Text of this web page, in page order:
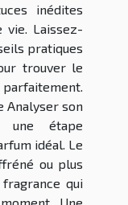
inédites
Laissez-
pratiques
trouver le
Analyser son
une étape
idéal. Le
ou plus
qui